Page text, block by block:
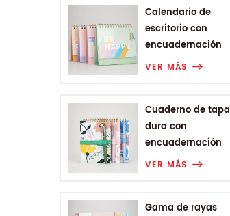
Calendario de
escritorio con
encuadernación
Wire-o de la gama
VER MÁS
Cuaderno de tapa
dura con
encuadernación
Wire-o A6 de Plant
VER MÁS
Gama de rayas